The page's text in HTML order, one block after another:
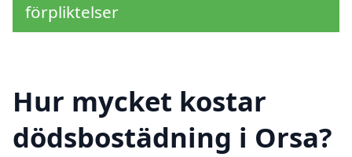
förpliktelser
Hur mycket kostar
dödsbostädning i Orsa?